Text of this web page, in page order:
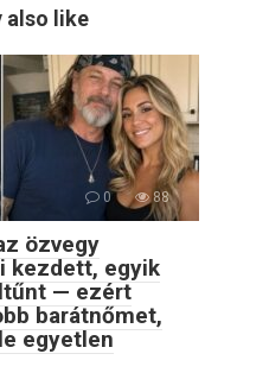
also like
0 88
özvegy
kezdett, egyik
— ezért
barátnőmet,
egyetlen